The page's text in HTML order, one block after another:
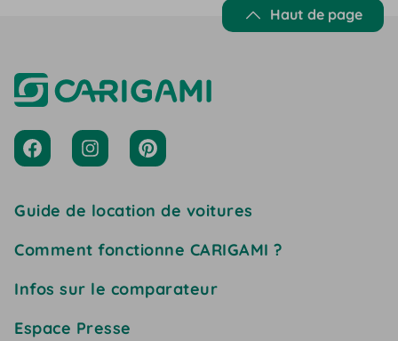
Haut de page
Guide de location de voitures
Comment fonctionne CARIGAMI ?
Infos sur le comparateur
Espace Presse